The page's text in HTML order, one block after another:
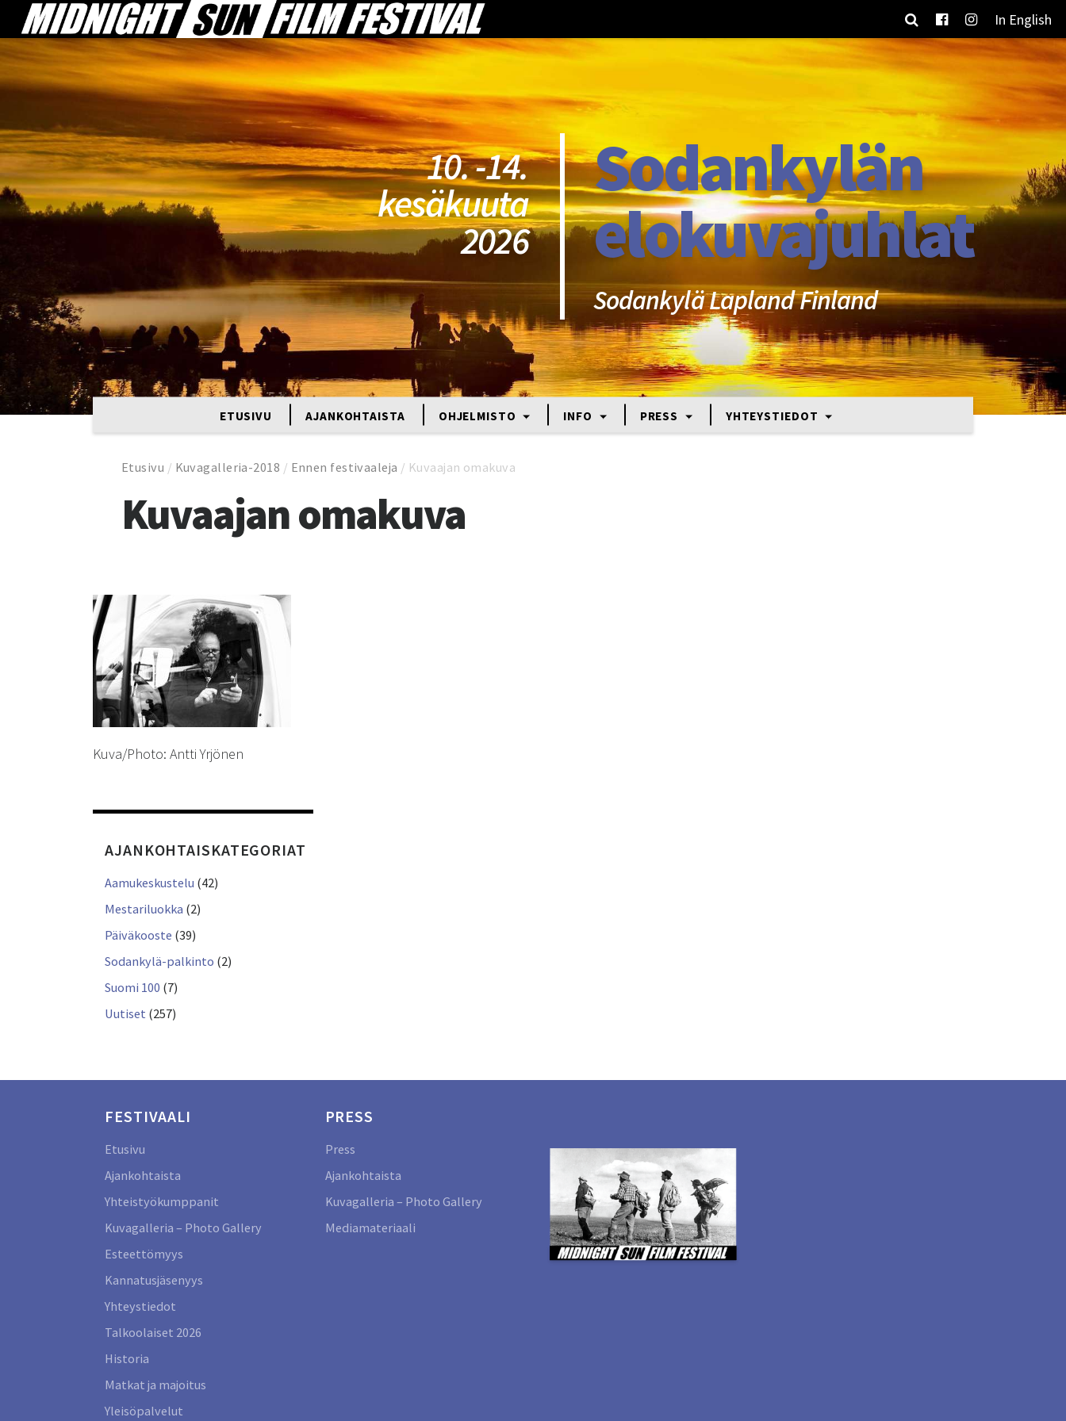
In English
10. -14.
kesäkuuta
2026
Sodankylän
elokuvajuhlat
Sodankylä Lapland Finland
ETUSIVU AJANKOHTAISTA OHJELMISTO INFO PRESS YHTEYSTIEDOT
Etusivu / Kuvagalleria-2018 / Ennen festivaaleja / Kuvaajan omakuva
Kuvaajan omakuva
Kuva/Photo: Antti Yrjönen
AJANKOHTAISKATEGORIAT
Aamukeskustelu (42)
Mestariluokka (2)
Päiväkooste (39)
Sodankylä-palkinto (2)
Suomi 100 (7)
Uutiset (257)
FESTIVAALI
Etusivu
Ajankohtaista
Yhteistyökumppanit
Kuvagalleria – Photo Gallery
Esteettömyys
Kannatusjäsenyys
Yhteystiedot
Talkoolaiset 2026
Historia
Matkat ja majoitus
Yleisöpalvelut
PRESS
Press
Ajankohtaista
Kuvagalleria – Photo Gallery
Mediamateriaali